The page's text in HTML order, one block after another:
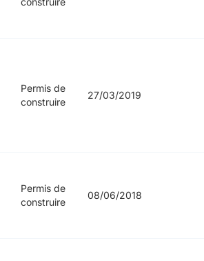
Permis de
construire
27/03/2019
Permis de
construire
08/06/2018